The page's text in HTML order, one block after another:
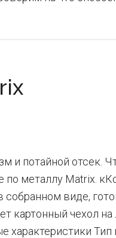
и потайной отсек.
по металлу Matrix.
виде,
картонный чехол на
Тип